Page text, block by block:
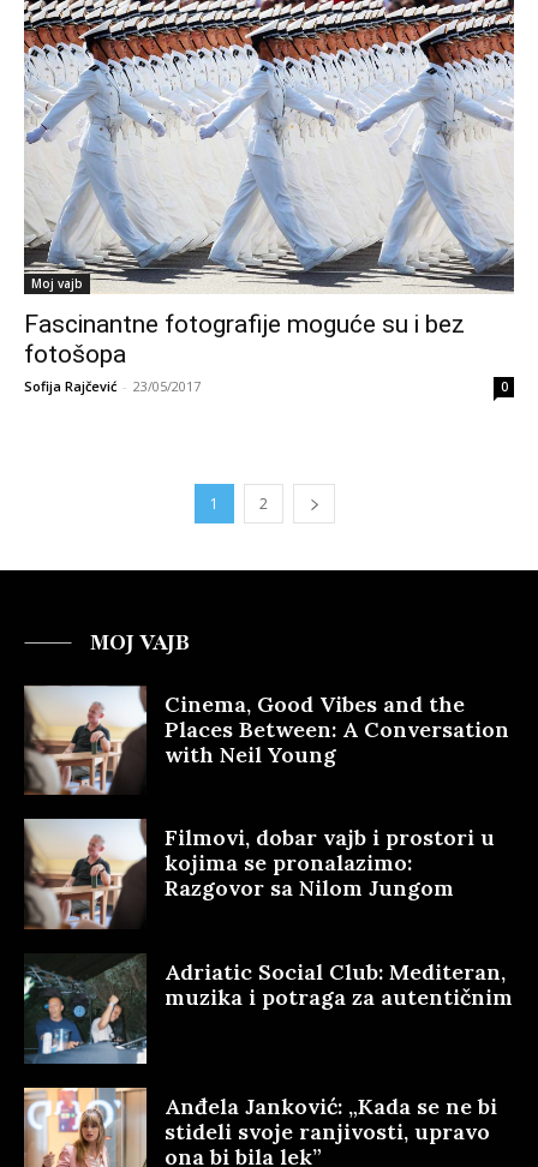
Moj vajb
Fascinantne fotografije moguće su i bez
fotošopa
Sofija Rajčević - 23/05/2017 0
1 2
MOJ VAJB
Cinema, Good Vibes and the
Places Between: A Conversation
with Neil Young
Filmovi, dobar vajb i prostori u
kojima se pronalazimo:
Razgovor sa Nilom Jungom
Adriatic Social Club: Mediteran,
muzika i potraga za autentičnim
Anđela Janković: „Kada se ne bi
stideli svoje ranjivosti, upravo
ona bi bila lek”